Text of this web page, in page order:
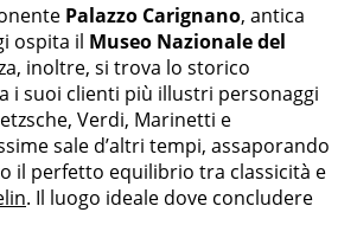
Palazzo Carignano, antica
ospita il Museo Nazionale del
inoltre, si trova lo storico
i suoi clienti più illustri personaggi
Verdi, Marinetti e
sale d’altri tempi, assaporando
il perfetto equilibrio tra classicità e
. Il luogo ideale dove concludere